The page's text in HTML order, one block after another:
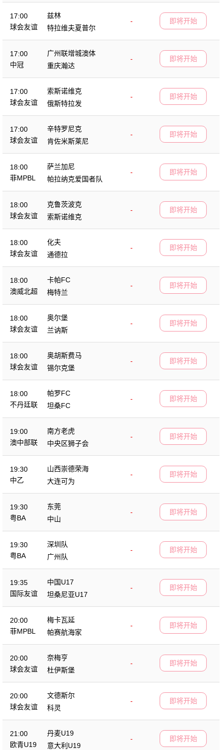
17:00
球会友谊
兹林
-
特拉维夫夏普尔
即将开始
17:00
中冠
广州联增城澳体
-
重庆瀚达
即将开始
17:00
球会友谊
索斯诺维克
-
俄斯特拉发
即将开始
17:00
球会友谊
辛特罗尼克
-
肯佐米斯莱尼
即将开始
18:00
菲MPBL
萨兰加尼
-
帕拉纳克爱国者队
即将开始
18:00
球会友谊
克鲁茨波克
-
索斯诺维克
即将开始
18:00
球会友谊
化夫
-
通德拉
即将开始
18:00
澳威北超
卡帕FC
-
梅特兰
即将开始
18:00
球会友谊
奥尔堡
-
兰讷斯
即将开始
18:00
球会友谊
奥胡斯费马
-
锡尔克堡
即将开始
18:00
不丹廷联
帕罗FC
-
坦桑FC
即将开始
19:00
澳中部联
南方老虎
-
中央区狮子会
即将开始
19:30
中乙
山西崇德荣海
-
大连可为
即将开始
19:30
粤BA
东莞
-
中山
即将开始
19:30
粤BA
深圳队
-
广州队
即将开始
19:35
国际友谊
中国U17
-
坦桑尼亚U17
即将开始
20:00
菲MPBL
梅卡瓦延
-
帕赛航海家
即将开始
20:00
球会友谊
奈梅亨
-
杜伊斯堡
即将开始
20:00
球会友谊
文德斯尔
-
科灵
即将开始
21:00
欧青U19
丹麦U19
-
意大利U19
即将开始